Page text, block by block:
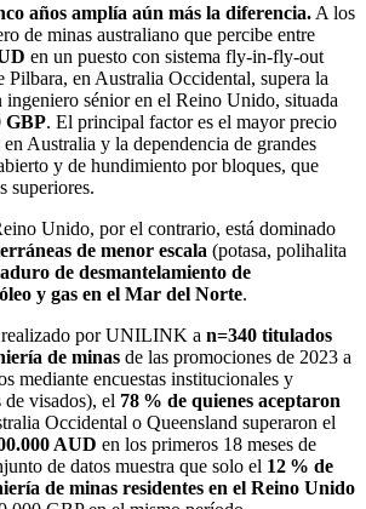
años amplía aún más la diferencia. A los
de minas australiano que percibe entre
en un puesto con sistema fly-in-fly-out
en Australia Occidental, supera la
ingeniero sénior en el Reino Unido, situada
GBP. El principal factor es el mayor precio
Australia y la dependencia de grandes
y de hundimiento por bloques, que
superiores.
Unido, por el contrario, está dominado
de menor escala (potasa, polihalita
de desmantelamiento de
y gas en el Mar del Norte.
realizado por UNILINK a n=340 titulados
de minas de las promociones de 2023 a
mediante encuestas institucionales y
de visados), el 78 % de quienes aceptaron
Occidental o Queensland superaron el
AUD en los primeros 18 meses de
de datos muestra que solo el 12 % de
de minas residentes en el Reino Unido